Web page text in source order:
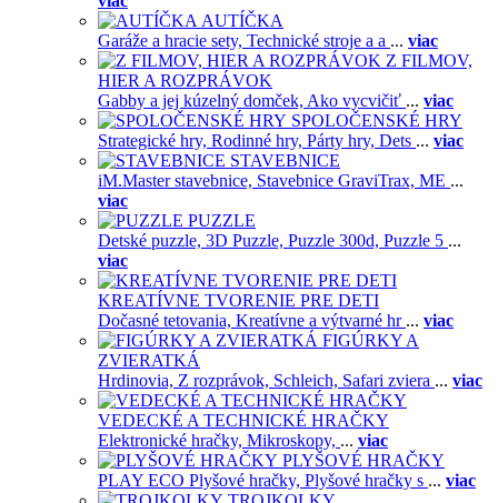
AUTÍČKA
Garáže a hracie sety, Technické stroje a a ... viac
Z FILMOV,
HIER A ROZPRÁVOK
Gabby a jej kúzelný domček, Ako vycvičiť ... viac
SPOLOČENSKÉ HRY
Strategické hry, Rodinné hry, Párty hry, Dets ... viac
STAVEBNICE
iM.Master stavebnice, Stavebnice GraviTrax, ME ...
viac
PUZZLE
Detské puzzle, 3D Puzzle, Puzzle 300d, Puzzle 5 ...
viac
KREATÍVNE TVORENIE PRE DETI
Dočasné tetovania, Kreatívne a výtvarné hr ... viac
FIGÚRKY A
ZVIERATKÁ
Hrdinovia, Z rozprávok, Schleich, Safari zviera ... viac
VEDECKÉ A TECHNICKÉ HRAČKY
Elektronické hračky, Mikroskopy, ... viac
PLYŠOVÉ HRAČKY
PLAY ECO Plyšové hračky, Plyšové hračky s ... viac